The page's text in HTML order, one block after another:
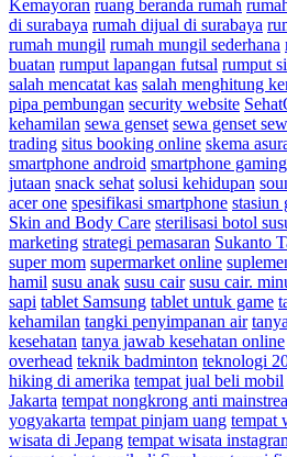
Kemayoran ruang beranda rumah
di surabaya rumah dijual di surabaya
rumah mungil rumah mungil sederhana
buatan rumput lapangan futsal rumput
salah mencatat kas salah menghitung
pipa pembungan security website
kehamilan sewa genset sewa genset
trading situs booking online skema
smartphone android smartphone gaming
jutaan snack sehat solusi kehidupan
acer one spesifikasi smartphone stasiun
Skin and Body Care sterilisasi botol
marketing strategi pemasaran Sukanto
super mom supermarket online
hamil susu anak susu cair susu cair.
sapi tablet Samsung tablet untuk game
kehamilan tangki penyimpanan air
kesehatan tanya jawab kesehatan online
overhead teknik badminton teknologi
hiking di amerika tempat jual beli mobil
Jakarta tempat nongkrong anti
yogyakarta tempat pinjam uang tempat
wisata di Jepang tempat wisata